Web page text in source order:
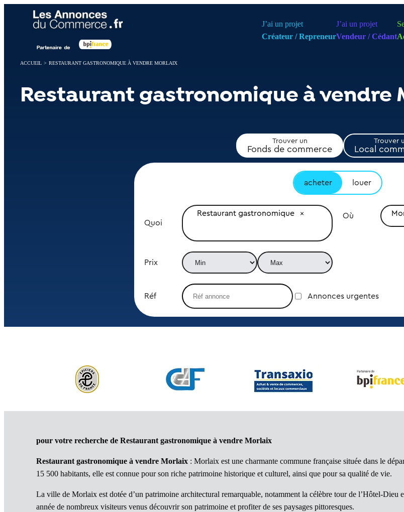
J’ai un projet
Créateur / Repreneur
J’ai un projet
Vendeur / Cédant
ACCUEIL > RESTAURANT GASTRONOMIQUE À VENDRE MORLAIX
Restaurant gastronomique à vendre
Trouver un
Fonds de commerce
Trouver
Local
acheter louer
Quoi
Restaurant gastronomique Où
Prix
Réf Annonces urgentes
pour votre recherche de Restaurant gastronomique à vendre Morlaix
Restaurant gastronomique à vendre Morlaix : Morlaix est une charmante commune française située dans le
15 500 habitants, elle est connue pour son riche patrimoine historique et culturel, ainsi que pour sa qualité de vie.
La ville de Morlaix est dotée d’un patrimoine architectural remarquable, notamment la célèbre tour de l’Hôtel-
année de nombreux visiteurs venus découvrir son patrimoine et profiter de ses paysages pittoresques.
Panneau de gestion des cookies